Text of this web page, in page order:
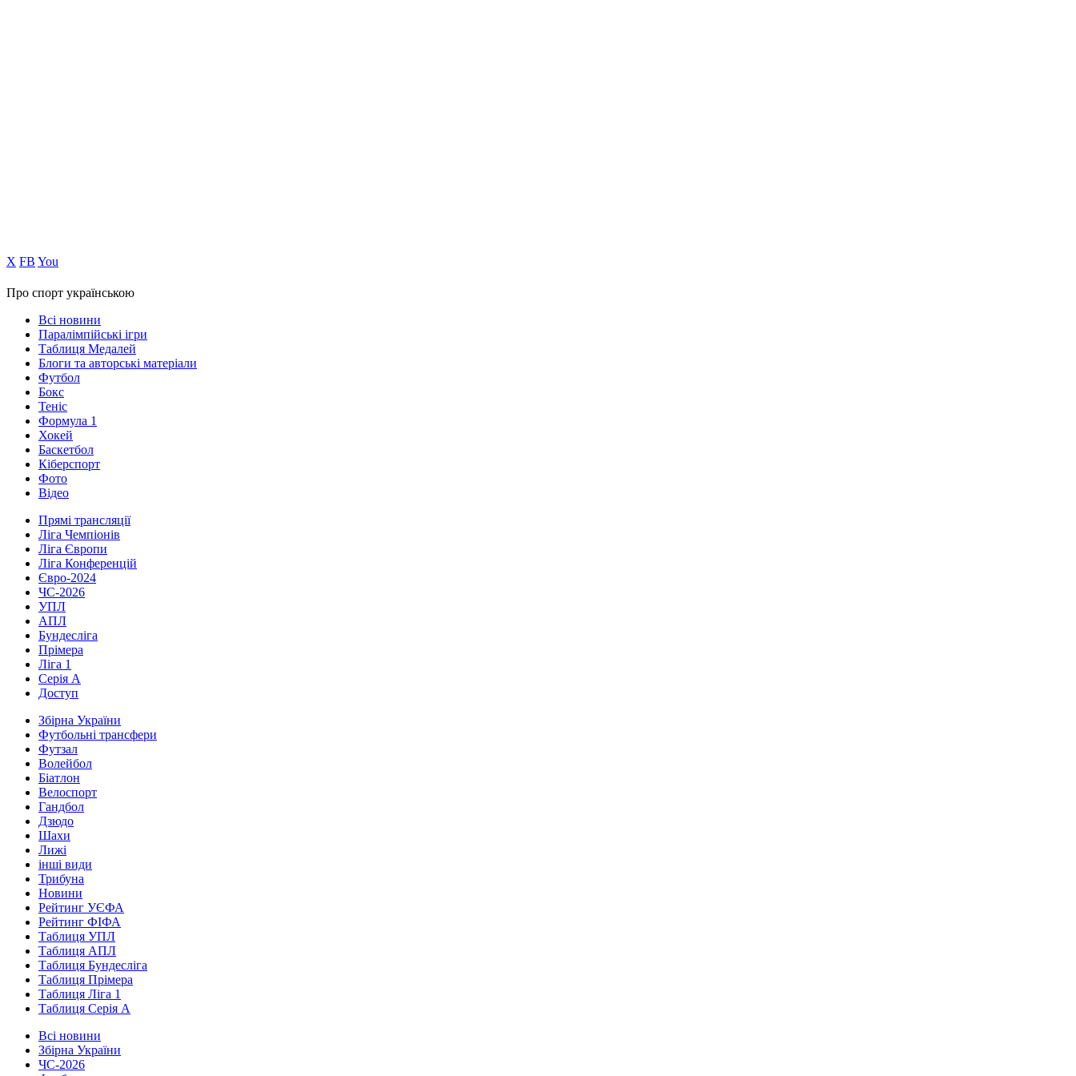
Х FB You
Про спорт українською
Всі новини
Паралімпійські ігри
Таблиця Медалей
Блоги та авторські матеріали
Футбол
Бокс
Теніс
Формула 1
Хокей
Баскетбол
Кіберспорт
Фото
Відео
Прямі трансляції
Ліга Чемпіонів
Ліга Європи
Ліга Конференцій
Євро-2024
ЧС-2026
УПЛ
АПЛ
Бундесліга
Прімера
Ліга 1
Серія А
Доступ
Збірна України
Футбольні трансфери
Футзал
Волейбол
Біатлон
Велоспорт
Гандбол
Дзюдо
Шахи
Лижі
інші види
Трибуна
Новини
Рейтинг УЄФА
Рейтинг ФІФА
Таблиця УПЛ
Таблиця АПЛ
Таблиця Бундесліга
Таблиця Прімера
Таблиця Ліга 1
Таблиця Серія А
Всі новини
Збірна України
ЧС-2026